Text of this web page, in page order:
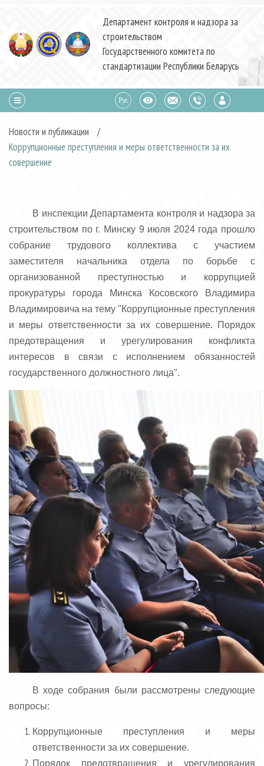
Департамент контроля и надзора за
строительством
Государственного комитета по
стандартизации Республики Беларусь
Новости и публикации
/
Коррупционные преступления и меры ответственности за их
совершение
В инспекции Департамента контроля и надзора за
строительством по г. Минску 9 июля 2024 года прошло
собрание трудового коллектива с участием
заместителя начальника отдела по борьбе с
организованной преступностью и коррупцией
прокуратуры города Минска Косовского Владимира
Владимировича на тему "Коррупционные преступления
и меры ответственности за их совершение. Порядок
предотвращения и урегулирования конфликта
интересов в связи с исполнением обязанностей
государственного должностного лица".
В ходе собрания были рассмотрены следующие
вопросы:
Коррупционные преступления и меры
ответственности за их совершение.
Порядок предотвращения и урегулирования